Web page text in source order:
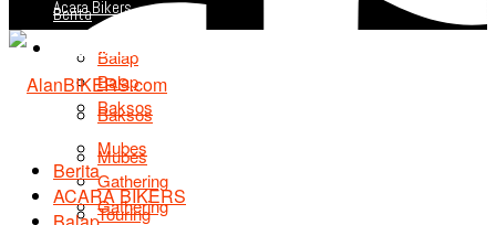
Acara Bikers
Balap
Baksos
Mubes
Gathering
Berita
Acara Bikers
Balap
Baksos
Mubes
Gathering
Touring
Berita
ACARA BIKERS